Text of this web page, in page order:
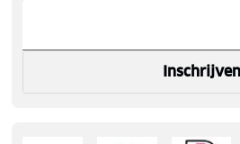
Inschrijven